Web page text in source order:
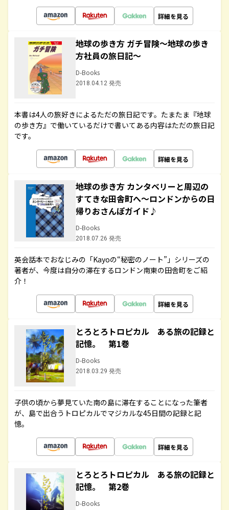
詳細を見る
地球の歩き方 ガチ冒険～地球の歩き
方社員の旅日記～
D-Books
2018.04.12 発売
本書は4人の旅好きによるただの旅日記です。たまたま『地球
の歩き方』で働いているだけで書いてある内容はただの旅日記
です。
詳細を見る
地球の歩き方 カンタベリーと周辺の
すてきな田舎町へ～ロンドンからの日
帰りおさんぽガイド♪
D-Books
2018.07.26 発売
英会話本でおなじみの「Kayoの“秘密のノート”」シリーズの
著者が、今度は自分の滞在するロンドン南東の田舎町をご紹
介！
詳細を見る
とろとろトロピカル ある旅の記録と
記憶。 第1巻
D-Books
2018.03.29 発売
子供の頃から夢見ていた南の島に滞在することになった筆者
が、島で出合うトロピカルでマジカルな45日間の記録と記
憶。
詳細を見る
とろとろトロピカル ある旅の記録と
記憶。 第2巻
D-Books